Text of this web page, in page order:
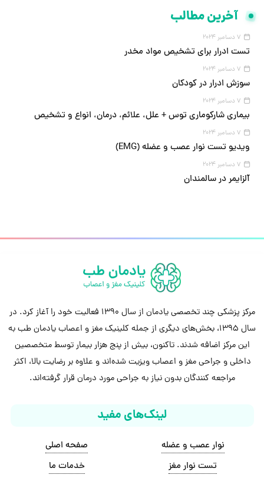
آخرین مطالب
7 دسامبر 2024
تست ادرار برای تشخیص مواد مخدر
7 دسامبر 2024
سوزش ادرار در کودکان
7 دسامبر 2024
بیماری شارکوماری توس + علل، علائم، درمان، انواع و تشخیص
7 دسامبر 2024
ویدیو تست نوار عصب و عضله (EMG)
7 دسامبر 2024
آلزایمر در سالمندان
مرکز پزشکی چند تخصصی یادمان از سال 1390 فعالیت خود را آغاز کرد. در
سال 1395، بخش‌های دیگری از جمله کلینیک مغز و اعصاب یادمان طب به
این مرکز اضافه شدند. تاکنون، بیش از پنج هزار بیمار توسط متخصصین
داخلی و جراحی مغز و اعصاب ویزیت شده‌اند و علاوه بر رضایت بالا، اکثر
مراجعه کنندگان بدون نیاز به جراحی مورد درمان قرار گرفته‌اند.
لینک‌های مفید
نوار عصب و عضله
تست نوار مغز
صفحه اصلی
خدمات ما